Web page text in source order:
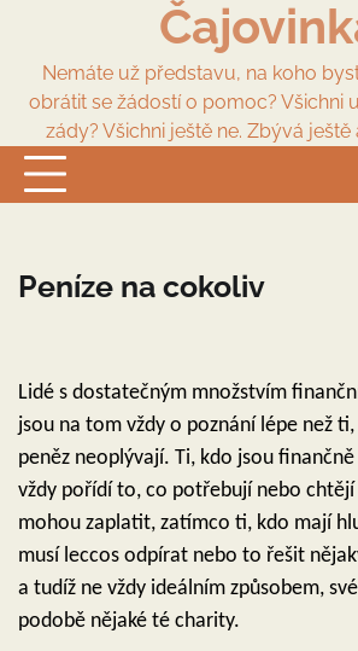
contentNemáte už představu, na koho
obrátit se žádostí o pomoc? Všichni
zády? Všichni ještě ne. Zbývá ještě
Peníze na cokoliv
Lidé s dostatečným množstvím
jsou na tom vždy o poznání lépe než
peněz neoplývají. Ti, kdo jsou finančně
vždy pořídí to, co potřebují nebo
mohou zaplatit, zatímco ti, kdo mají
musí leccos odpírat nebo to řešit
a tudíž ne vždy ideálním způsobem,
podobě nějaké té charity.